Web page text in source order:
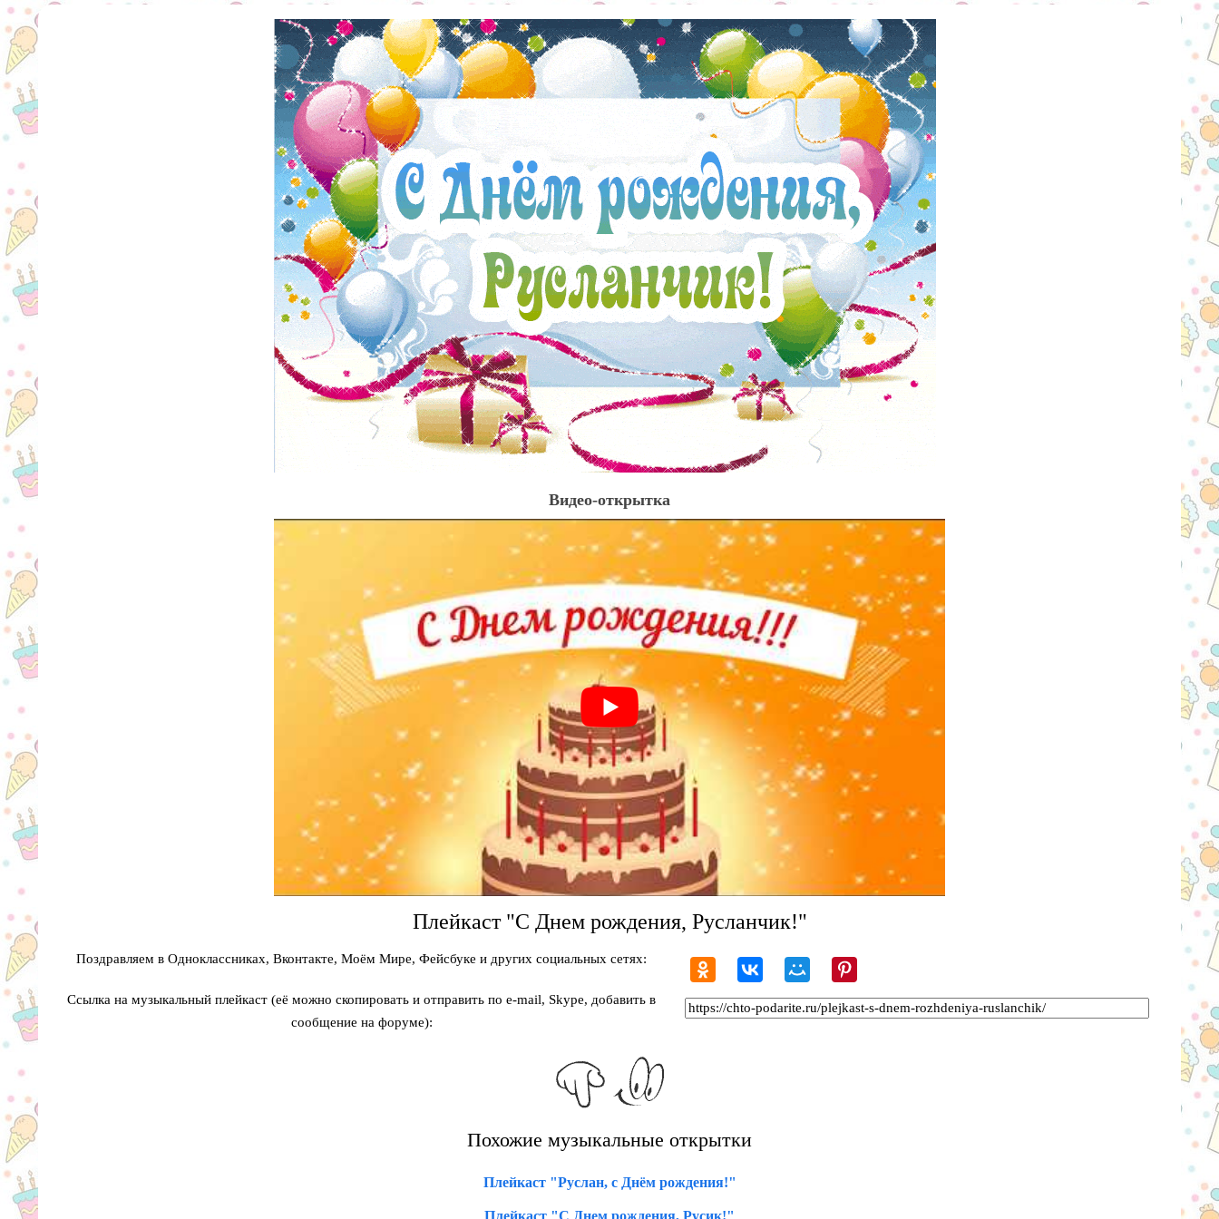
Видео-открытка
Плейкаст "С Днем рождения, Русланчик!"
Поздравляем в Одноклассниках, Вконтакте, Моём Мире, Фейсбуке и других социальных сетях:
Ссылка на музыкальный плейкаст (её можно скопировать и отправить по e-mail, Skype, добавить в
сообщение на форуме):
Похожие музыкальные открытки
Плейкаст "Руслан, с Днём рождения!"